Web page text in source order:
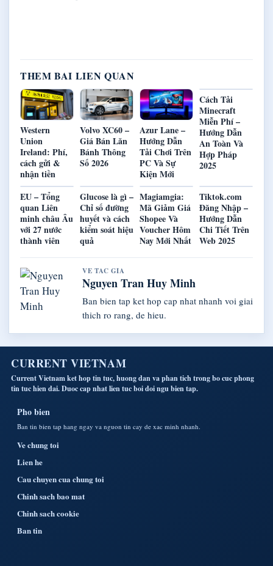
THEM BAI LIEN QUAN
Western
Union
Ireland: Phí,
cách gửi &
nhận tiền
Volvo XC60 –
Giá Bán Lăn
Bánh Thông
Số 2026
Azur Lane –
Hướng Dẫn
Tải Chơi Trên
PC Và Sự
Kiện Mới
Cách Tải
Minecraft
Miễn Phí –
Hướng Dẫn
An Toàn Và
Hợp Pháp
2025
EU – Tổng
quan Liên
minh châu Âu
với 27 nước
thành viên
Glucose là gì –
Chỉ số đường
huyết và cách
kiểm soát hiệu
quả
Magiamgia:
Mã Giảm Giá
Shopee Và
Voucher Hôm
Nay Mới Nhất
Tiktok.com
Đăng Nhập –
Hướng Dẫn
Chi Tiết Trên
Web 2025
VE TAC GIA
Nguyen Tran Huy Minh
Ban bien tap ket hop cap nhat nhanh voi giai
thich ro rang, de hieu.
CURRENT VIETNAM
Current Vietnam ket hop tin tuc, huong dan va phan tich trong bo cuc phong
tin tuc hien dai. Duoc cap nhat lien tuc boi doi ngu bien tap.
Pho bien
Ban tin bien tap hang ngay va nguon tin cay de xac minh nhanh.
Ve chung toi
Lien he
Cau chuyen cua chung toi
Chinh sach bao mat
Chinh sach cookie
Ban tin